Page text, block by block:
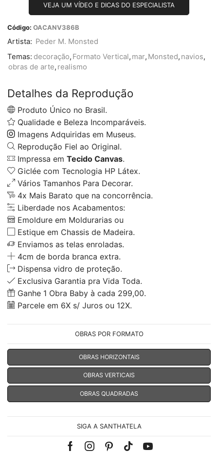
VEJA UM VÍDEO E DICAS DO ESPECIALISTA
Código: OACANV386B
Artista: Peder M. Monsted
Temas: decoração, Formato Vertical, mar, Monsted, navios,
obras de arte, realismo
Detalhes da Reprodução
Produto Único no Brasil.
Qualidade e Beleza Incomparáveis.
Imagens Adquiridas em Museus.
Reprodução Fiel ao Original.
Impressa em Tecido Canvas.
Giclée com Tecnologia HP Látex.
Vários Tamanhos Para Decorar.
4x Mais Barato que na concorrência.
Liberdade nos Acabamentos:
Emoldure em Moldurarias ou
Estique em Chassis de Madeira.
Enviamos as telas enroladas.
4cm de borda branca extra.
Dispensa vidro de proteção.
Exclusiva Garantia pra Vida Toda.
Ganhe 1 Obra Baby à cada 299,00.
Parcele em 6X s/ Juros ou 12X.
OBRAS POR FORMATO
OBRAS HORIZONTAIS
OBRAS VERTICAIS
OBRAS QUADRADAS
SIGA A SANTHATELA
FacebookInstagramPinterest
Tik-Youtube